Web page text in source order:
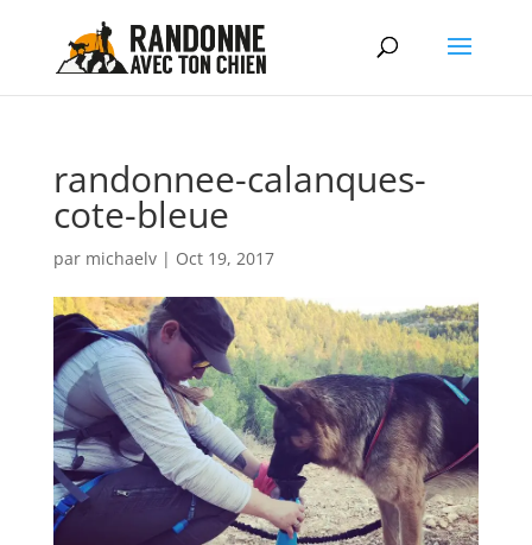
randonnee-calanques-
cote-bleue
par michaelv| Oct 19, 2017